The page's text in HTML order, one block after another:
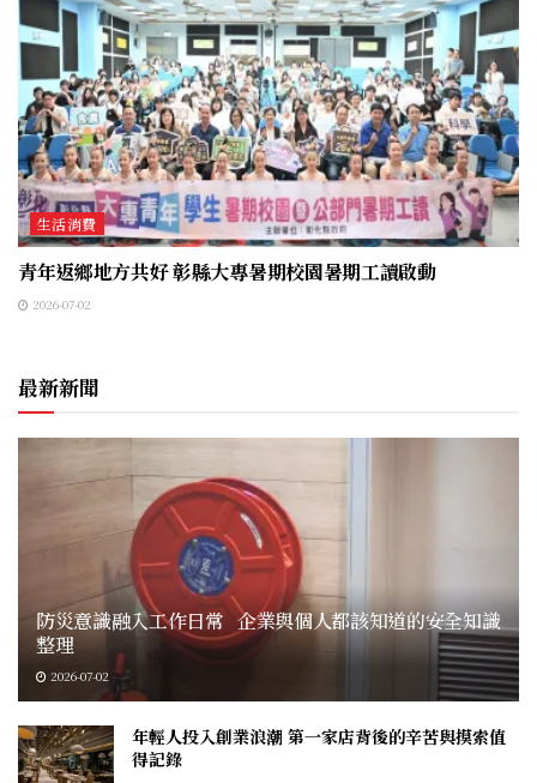
生活消費
青年返鄉地方共好 彰縣大專暑期校園暑期工讀啟動
2026-07-02
最新新聞
防災意識融入工作日常 企業與個人都該知道的安全知識
整理
2026-07-02
年輕人投入創業浪潮 第一家店背後的辛苦與摸索值
得記錄